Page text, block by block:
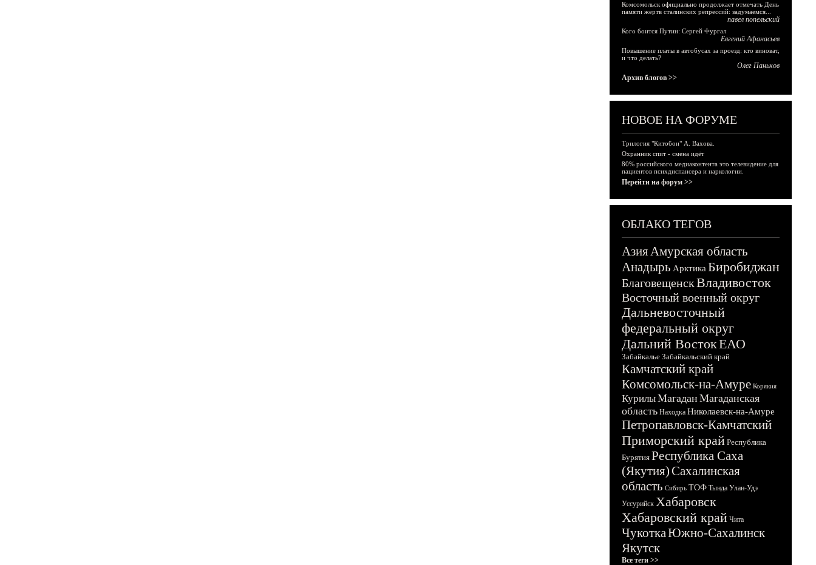
Комсомольск официально продолжает отмечать День
памяти жертв сталинских репрессий: задумаемся...
павел попельский
Кого боится Путин: Сергей Фургал
Евгений Афанасьев
Повышение платы в автобусах за проезд: кто виноват,
и что делать?
Олег Паньков
Архив блогов >>
НОВОЕ НА ФОРУМЕ
Трилогия "Китобои" А. Вахова.
Охранник спит - смена идёт
80% российского медиаконтента это телевидение для
пациентов психдиспансера и наркологии.
Перейти на форум >>
ОБЛАКО ТЕГОВ
АзияАмурская область
Анадырь Арктика Биробиджан
БлаговещенскВладивосток
Восточный военный округ
Дальневосточный
федеральный округ
Дальний ВостокЕАО
Забайкалье Забайкальский край
Камчатский край
Комсомольск-на-Амуре Корякия
КурилыМагадан Магаданская
область Находка Николаевск-на-Амуре
Петропавловск-Камчатский
Приморский край Республика
Бурятия Республика Саха
(Якутия)Сахалинская
область Сибирь ТОФ Тында Улан-Удэ
Уссурийск Хабаровск
Хабаровский край Чита
ЧукоткаЮжно-Сахалинск
Якутск
Все теги >>